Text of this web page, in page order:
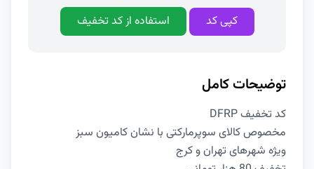
کپی کد استفاده از کد تخفیف
توضیحات کامل
کد تخفیف DFRP
مخصوص کالای سوپرمارکتی با نشان کامیون سبز
ویژه شهرهای تهران و کرج